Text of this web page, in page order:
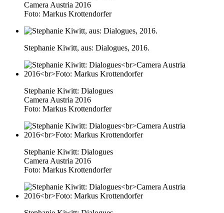
Camera Austria 2016
Foto: Markus Krottendorfer
Stephanie Kiwitt, aus: Dialogues, 2016.
Stephanie Kiwitt: Dialogues
Camera Austria 2016
Foto: Markus Krottendorfer
Stephanie Kiwitt: Dialogues
Camera Austria 2016
Foto: Markus Krottendorfer